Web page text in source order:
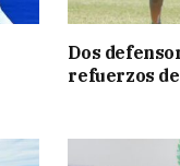
Dos
refuerzos